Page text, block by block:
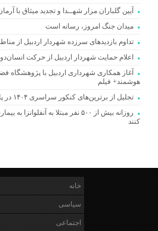
آیین گلباران مزار شهــدا و تجدید میثاق با
میدان جنگ امروز، رسانه است
تداوم بازدیدهای سرزده شهردار اردبیل از
اعلام حمایت شهردار اردبیل از حرکت
آغاز همکاری شهرداری اردبیل با پژوهشگاه
هوشمند+ فیلم
تجلیل از برترین‌های کنکور سراسری ۱۴۰۴ در پارس‌آباد
روزانه بیش از ۵۰۰ نفر مبتلا به
کنند
خانه
سیاسی
اجتماعی